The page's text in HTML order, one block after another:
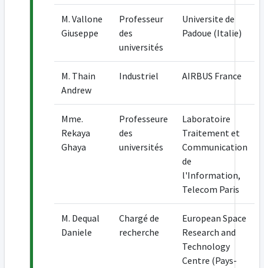
M. Vallone
Giuseppe
Professeur
des
universités
Universite de
Padoue (Italie)
M. Thain
Andrew
Industriel AIRBUS France
Mme.
Rekaya
Ghaya
Professeure
des
universités
Laboratoire
Traitement et
Communication
de
l'Information,
Telecom Paris
M. Dequal
Daniele
Chargé de
recherche
European Space
Research and
Technology
Centre (Pays-